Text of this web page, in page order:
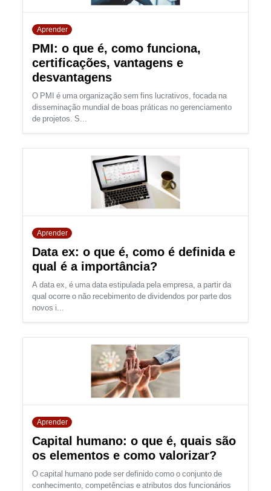
Aprender
PMI: o que é, como funciona,
certificações, vantagens e
desvantagens
O PMI é uma organização sem fins lucrativos, focada na
disseminação mundial de boas práticas no gerenciamento
de projetos. S...
Aprender
Data ex: o que é, como é definida e
qual é a importância?
A data ex, é uma data estipulada pela empresa, a partir da
qual ocorre o não recebimento de dividendos por parte dos
novos i...
Aprender
Capital humano: o que é, quais são
os elementos e como valorizar?
O capital humano pode ser definido como o conjunto de
conhecimento, competências e atributos dos funcionários